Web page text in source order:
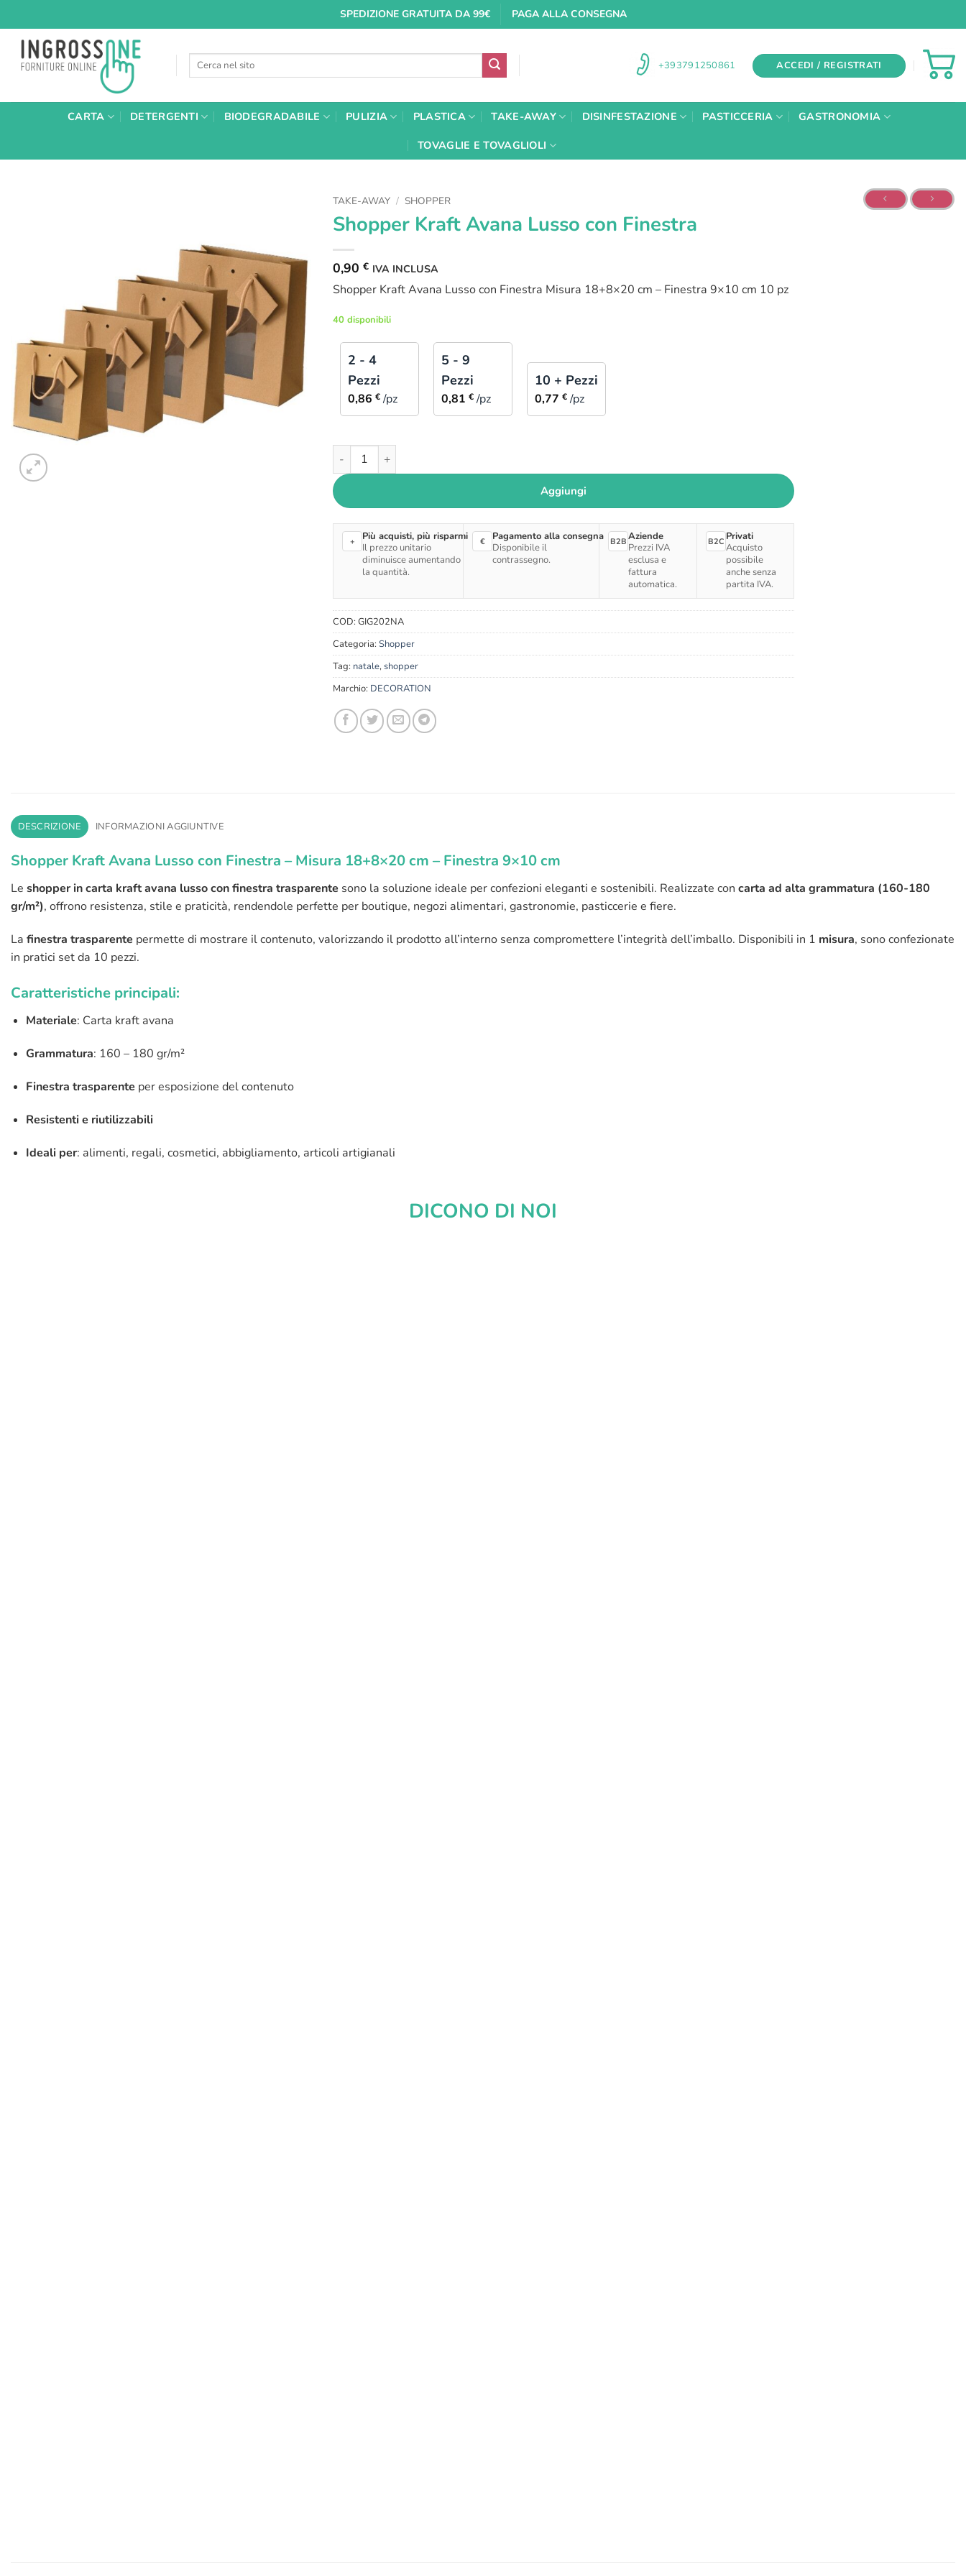
ai
contenuti
SPEDIZIONE GRATUITA DA 99€ PAGA ALLA CONSEGNA
Cerca: +393791250861 ACCEDI / REGISTRATI
CARTA DETERGENTI BIODEGRADABILE PULIZIA PLASTICA TAKE-AWAY DISINFESTAZIONE PASTICCERIA
GASTRONOMIA
TOVAGLIE E TOVAGLIOLI
TAKE-AWAY / SHOPPER
Shopper Kraft Avana Lusso con Finestra
0,90 € IVA INCLUSA
Shopper Kraft Avana Lusso con Finestra Misura 18+8×20 cm – Finestra 9×10 cm 10 pz
40 disponibili
2 - 4
Pezzi
0,86 € /pz
5 - 9
Pezzi
0,81 € /pz
10 + Pezzi
0,77 € /pz
Shopper Kraft Avana Lusso con Finestra quantità
Aggiungi
+
Più acquisti, più risparmi
Il prezzo unitario
diminuisce aumentando
la quantità.
€
Pagamento alla consegna
Disponibile il
contrassegno.
B2B Aziende
Prezzi IVA
esclusa e
fattura
automatica.
B2C Privati
Acquisto
possibile
anche senza
partita IVA.
COD: GIG202NA
Categoria: Shopper
Tag: natale,shopper
Marchio: DECORATION
DESCRIZIONE INFORMAZIONI AGGIUNTIVE
Shopper Kraft Avana Lusso con Finestra – Misura 18+8×20 cm – Finestra 9×10 cm
Le shopper in carta kraft avana lusso con finestra trasparente sono la soluzione ideale per confezioni eleganti e sostenibili. Realizzate con carta ad alta grammatura (160-180
gr/m²), offrono resistenza, stile e praticità, rendendole perfette per boutique, negozi alimentari, gastronomie, pasticcerie e fiere.
La finestra trasparente permette di mostrare il contenuto, valorizzando il prodotto all’interno senza compromettere l’integrità dell’imballo. Disponibili in 1 misura, sono confezionate
in pratici set da 10 pezzi.
Caratteristiche principali:
Materiale: Carta kraft avana
Grammatura: 160 – 180 gr/m²
Finestra trasparente per esposizione del contenuto
Resistenti e riutilizzabili
Ideali per: alimenti, regali, cosmetici, abbigliamento, articoli artigianali
DICONO DI NOI